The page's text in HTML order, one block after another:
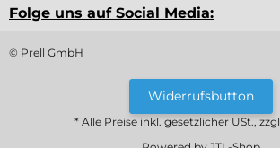
Folge uns auf Social Media:
© Prell GmbH
Widerrufsbutton
* Alle Preise inkl. gesetzlicher USt., zzgl.